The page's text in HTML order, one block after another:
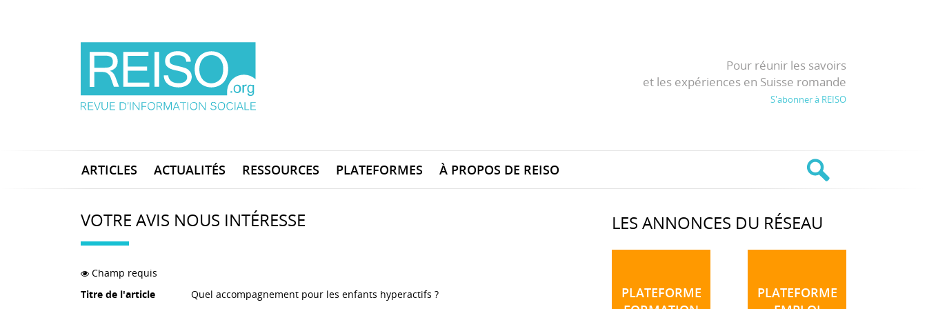
Pour réunir les savoirs
et les expériences en Suisse romande
S'abonner à REISO
ARTICLES ACTUALITÉS RESSOURCES PLATEFORMES À PROPOS DE REISO
VOTRE AVIS NOUS INTÉRESSE
Champ requis
Titre de l'article
Quel accompagnement pour les enfants hyperactifs ?
LES ANNONCES DU RÉSEAU
PLATEFORME
PLATEFORME